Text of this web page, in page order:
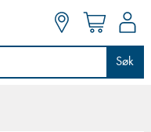
Søk